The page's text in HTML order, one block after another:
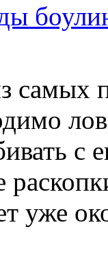
самых
с
уже